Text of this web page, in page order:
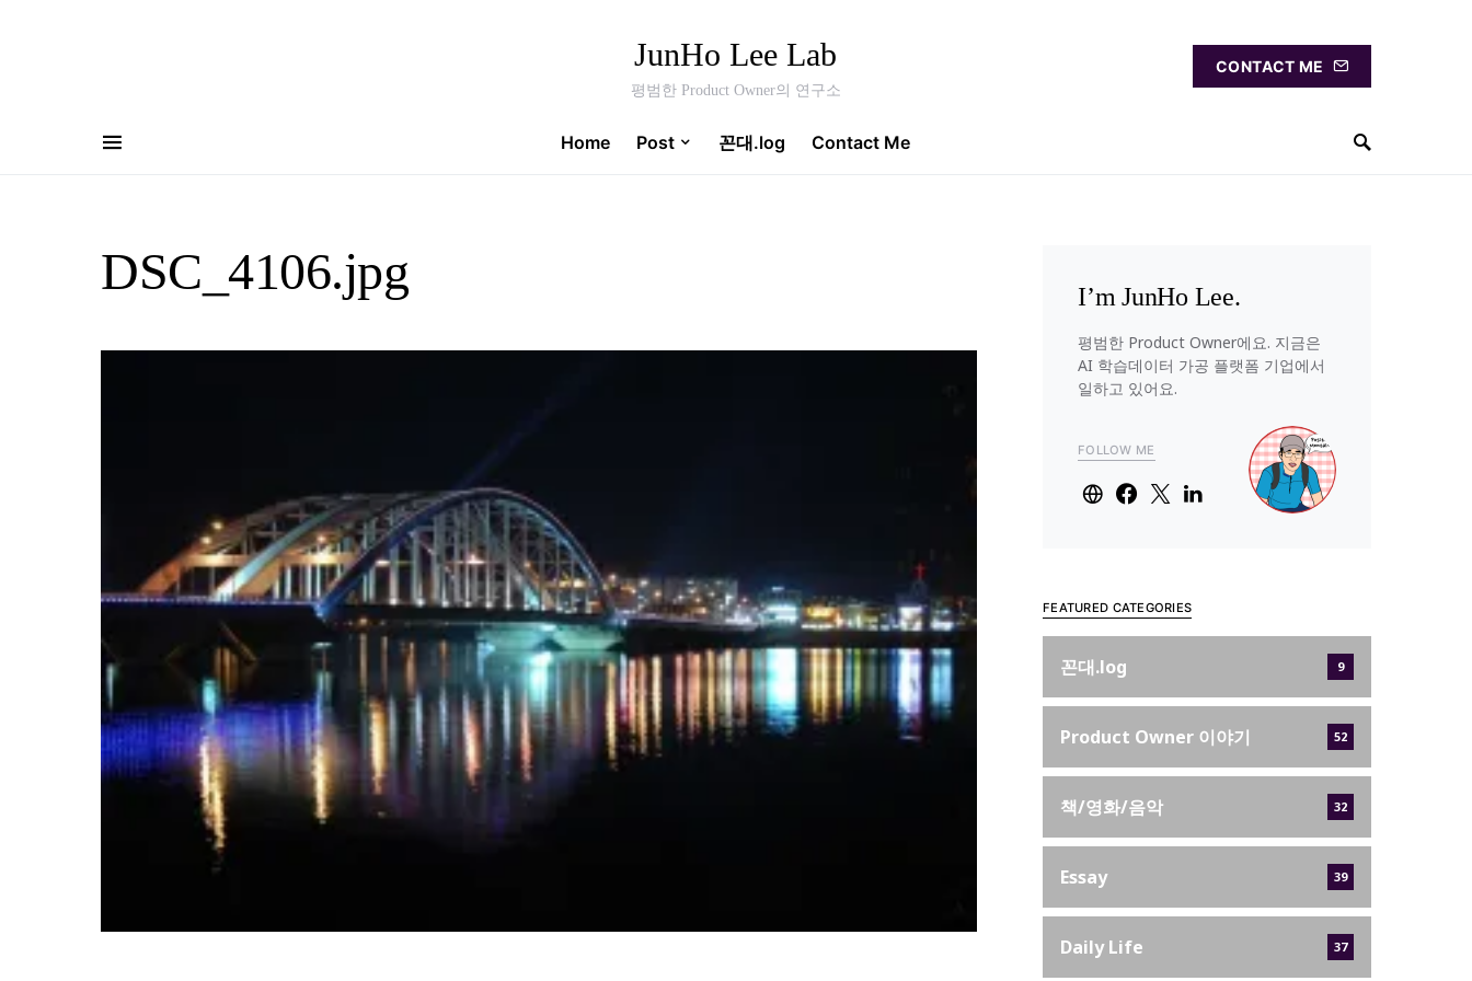
JunHo Lee Lab
평범한 Product Owner의 연구소
CONTACT ME
Home Post 꼰대.log Contact Me
DSC_4106.jpg I’m JunHo Lee.
평범한 Product Owner에요. 지금은
AI 학습데이터 가공 플랫폼 기업에서
일하고 있어요.
FOLLOW ME
FEATURED CATEGORIES
꼰대.log 9
Product Owner 이야기 52
책/영화/음악 32
Essay 39
Daily Life 37